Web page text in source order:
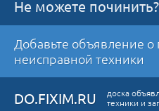
Не можете починить?
Добавьте объявление
неисправной техники
DO.FIXIM.RU
доска
техники и